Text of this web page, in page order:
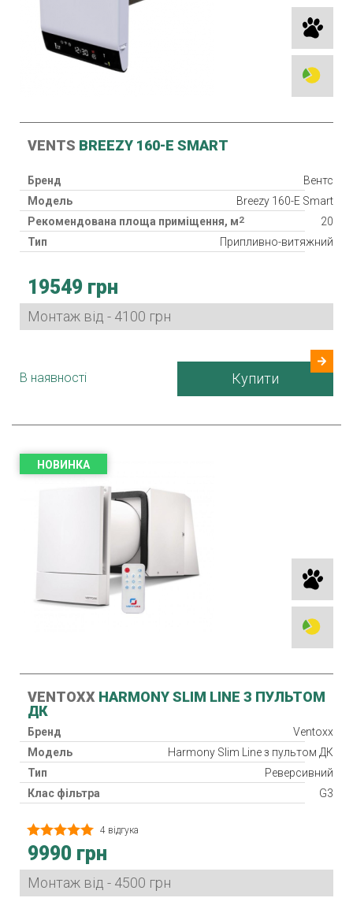
VENTS BREEZY 160-E SMART
Бренд
Вентс
Модель
Breezy 160-E Smart
Рекомендована площа приміщення, м2
20
Тип
Припливно-витяжний
Нагрівач
Рекуператор
Клас захисту
24 міс.
Країна виробник
19549 грн
Монтаж від - 4100 грн
В наявності Купити
НОВИНКА
VENTOXX HARMONY SLIM LINE З ПУЛЬТОМ
ДК
Бренд
Ventoxx
Модель
Harmony Slim Line з пультом ДК
Тип
Реверсивний
Клас фільтра
G3
Рекуператор
Клас захисту
Споживана потужність
Гарантія
24 міс.
4 відгука
9990 грн
Монтаж від - 4500 грн